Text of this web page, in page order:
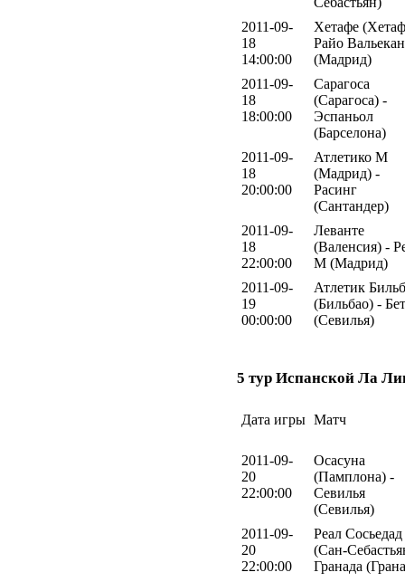
2011-09-
18
14:00:00
Хетафе
Райо
(Мадрид)
2011-09-
18
18:00:00
Сарагоса
(Сарагоса) -
Эспаньол
(Барселона)
2011-09-
18
20:00:00
Атлетико М
(Мадрид) -
Расинг
(Сантандер)
2011-09-
18
22:00:00
Леванте
(Валенсия) -
М (Мадрид)
2011-09-
19
00:00:00
Атлетик
(Бильбао) -
(Севилья)
5 тур Испанской Ла
Дата игры Матч
2011-09-
20
22:00:00
Осасуна
(Памплона) -
Севилья
(Севилья)
2011-09-
20
22:00:00
Реал Сосьедад
(Сан-
Гранада